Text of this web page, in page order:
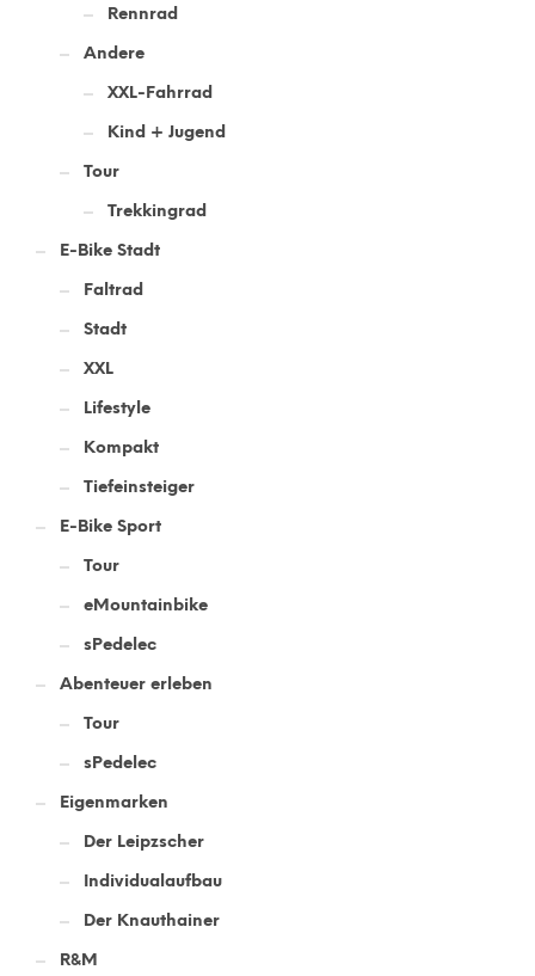
Rennrad
Andere
XXL-Fahrrad
Kind + Jugend
Tour
Trekkingrad
E-Bike Stadt
Faltrad
Stadt
XXL
Lifestyle
Kompakt
Tiefeinsteiger
E-Bike Sport
Tour
eMountainbike
sPedelec
Abenteuer erleben
Tour
sPedelec
Eigenmarken
Der Leipzscher
Individualaufbau
Der Knauthainer
R&M